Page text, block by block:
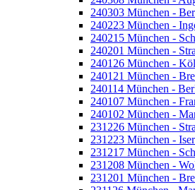
240303 München -
240223 München -
240215 München -
240201 München -
240126 München -
240121 München -
240114 München -
240107 München -
240102 München -
231226 München -
231223 München -
231217 München -
231208 München -
231201 München -